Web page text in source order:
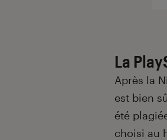
La
Après la
est bien
été
choisi au